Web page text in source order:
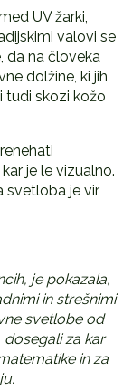
UV žarki,
valovi se
da na človeka
dolžine, ki jih
tudi skozi kožo
je le vizualno.
svetloba je vir
je pokazala,
in strešnimi
svetlobe od
za kar
in za